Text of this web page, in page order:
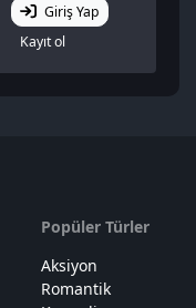
Giriş Yap
Kayıt ol
Popüler Türler
Aksiyon
Romantik